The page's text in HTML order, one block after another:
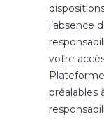
l’absence
votre
préalables